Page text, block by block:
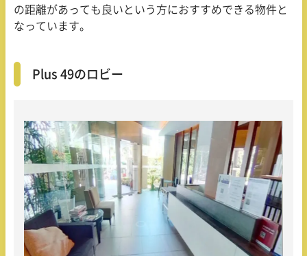
の距離があっても良いという方におすすめできる物件と
なっています。
Plus 49のロビー